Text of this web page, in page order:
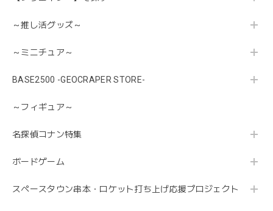
～推し活グッズ～
～ミニチュア～
BASE2500 -GEOCRAPER STORE-
～フィギュア～
名探偵コナン特集
ボードゲーム
スペースタウン串本・ロケット打ち上げ応援プロジェクト